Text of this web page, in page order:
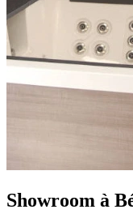
Showroom à